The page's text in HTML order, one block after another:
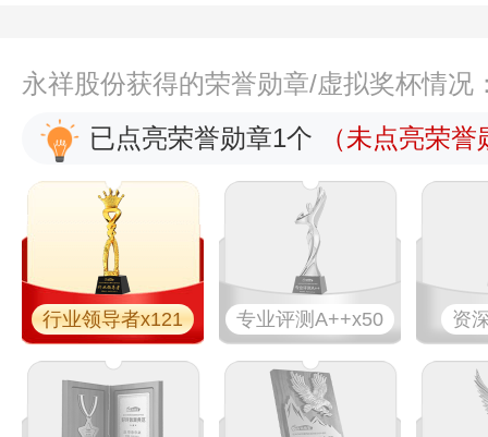
永祥股份获得的荣誉勋章/虚拟奖杯情况
已点亮荣誉勋章1个
（未点亮荣
行业领导者x121 专业​评测A++x50 资